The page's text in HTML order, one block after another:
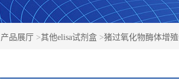
产品展厅 >其他elisa试剂盒 >猪过氧化物酶体增